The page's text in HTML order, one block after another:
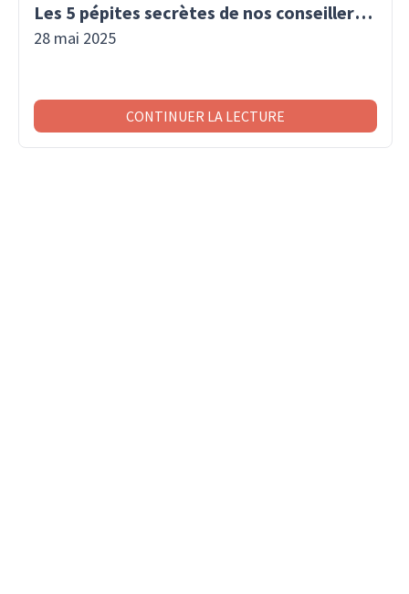
Les 5 pépites secrètes de nos conseillers voyage
28 mai 2025
CONTINUER LA LECTURE